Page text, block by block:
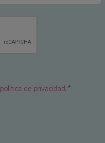
política de privacidad. *